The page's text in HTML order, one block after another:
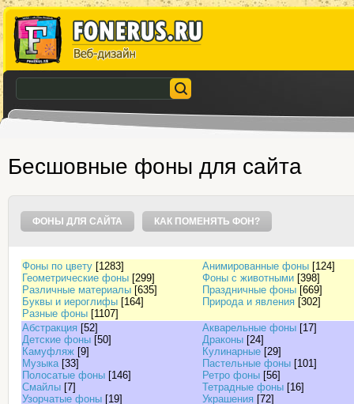
Бесшовные фоны для сайта
ФОНЫ ДЛЯ САЙТА КАК ПОМЕНЯТЬ ФОН?
Фоны по цвету [1283] Анимированные фоны [124]
Геометрические фоны [299] Фоны с животными [398]
Различные материалы [635] Праздничные фоны [669]
Буквы и иероглифы [164] Природа и явления [302]
Разные фоны [1107]
Абстракция [52] Акварельные фоны [17]
Детские фоны [50] Драконы [24]
Камуфляж [9] Кулинарные [29]
Музыка [33] Пастельные фоны [101]
Полосатые фоны [146] Ретро фоны [56]
Смайлы [7] Тетрадные фоны [16]
Узорчатые фоны [19] Украшения [72]